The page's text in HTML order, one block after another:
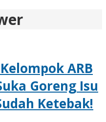
ARB
Goreng Isu
Ketebak!